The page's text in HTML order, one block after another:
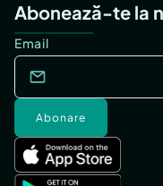
Abonează-te la
Email
Abonare